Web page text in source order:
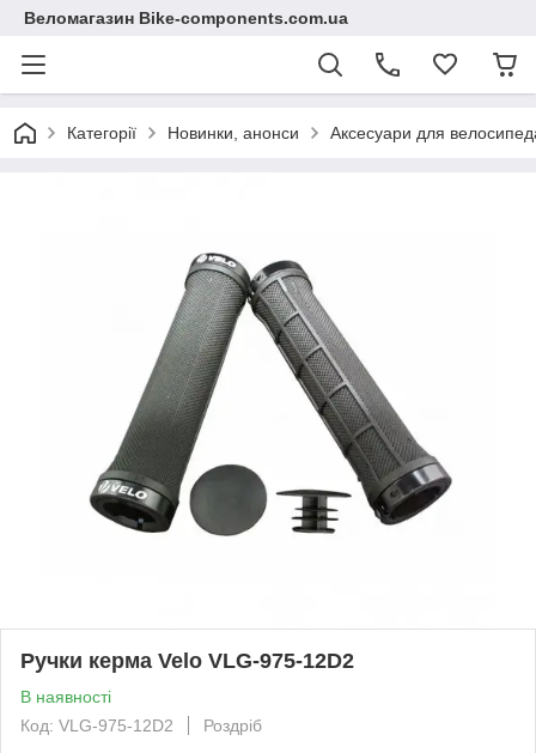
Веломагазин Bike-components.com.ua
Категорії Новинки, анонси Аксесуари для
Ручки керма Velo VLG-975-12D2
В наявності
Код: VLG-975-12D2
Роздріб